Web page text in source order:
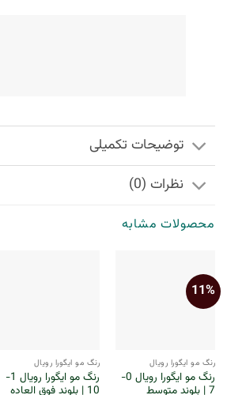
توضیحات تکمیلی
نظرات (0)
محصولات مشابه
11%
رنگ مو ایگورا رویال
رنگ مو ایگورا رویال 0-
7 | بلوند متوسط
رنگ مو ایگورا رویال
رنگ مو ایگورا رویال 1-
10 | بلوند فوق العاده